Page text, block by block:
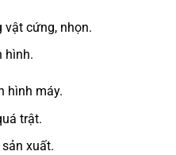
vật cứng, nhọn.
hình.
hình máy.
trật.
xuất.